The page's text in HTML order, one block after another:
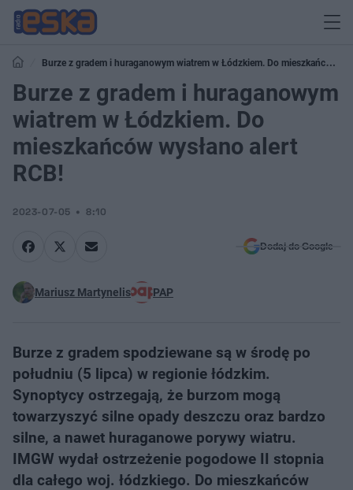
Burze z gradem i huraganowym wiatrem w Łódzkiem. Do mieszkańców
wysłano alert RCB!
Burze z gradem i huraganowym
wiatrem w Łódzkiem. Do
mieszkańców wysłano alert
RCB!
2023-07-05 8:10
Dodaj do Google
Mariusz Martynelis PAP
Burze z gradem spodziewane są w środę po
południu (5 lipca) w regionie łódzkim.
Synoptycy ostrzegają, że burzom mogą
towarzyszyć silne opady deszczu oraz bardzo
silne, a nawet huraganowe porywy wiatru.
IMGW wydał ostrzeżenie pogodowe II stopnia
dla całego woj. łódzkiego. Do mieszkańców